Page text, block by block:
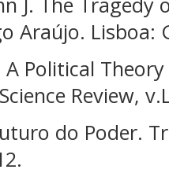
Araújo. Lisboa:
A Political
Review,
do Poder.